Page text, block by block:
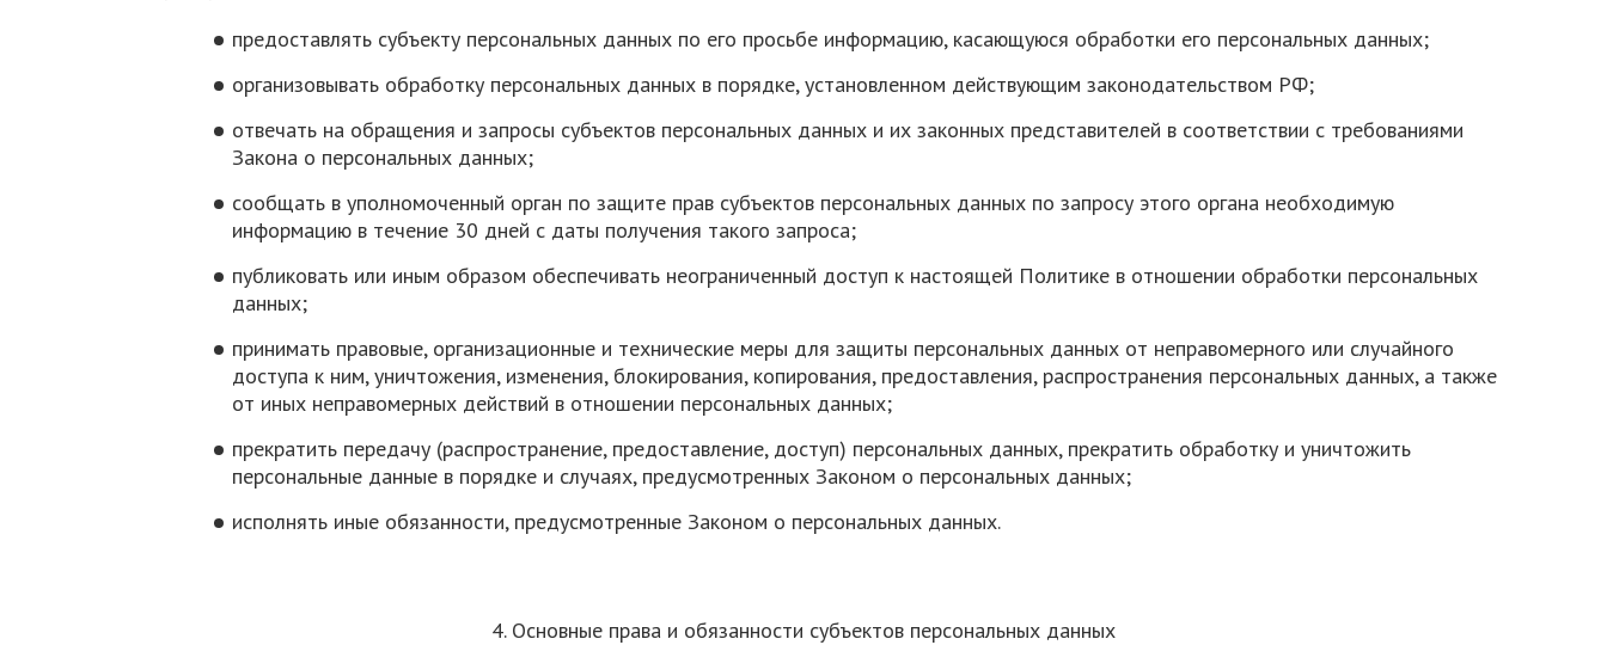
предоставлять субъекту персональных данных по его просьбе информацию, касающуюся обработки его персональных данных;
организовывать обработку персональных данных в порядке, установленном действующим законодательством РФ;
отвечать на обращения и запросы субъектов персональных данных и их законных представителей в соответствии с требованиями
Закона о персональных данных;
сообщать в уполномоченный орган по защите прав субъектов персональных данных по запросу этого органа необходимую
информацию в течение 30 дней с даты получения такого запроса;
публиковать или иным образом обеспечивать неограниченный доступ к настоящей Политике в отношении обработки персональных
данных;
принимать правовые, организационные и технические меры для защиты персональных данных от неправомерного или случайного
доступа к ним, уничтожения, изменения, блокирования, копирования, предоставления, распространения персональных данных, а также
от иных неправомерных действий в отношении персональных данных;
прекратить передачу (распространение, предоставление, доступ) персональных данных, прекратить обработку и уничтожить
персональные данные в порядке и случаях, предусмотренных Законом о персональных данных;
исполнять иные обязанности, предусмотренные Законом о персональных данных.
4. Основные права и обязанности субъектов персональных данных